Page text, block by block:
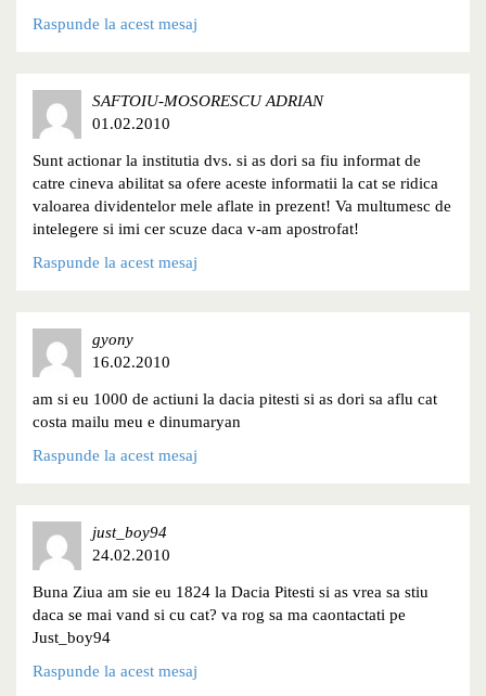
Raspunde la acest mesaj
SAFTOIU-MOSORESCU ADRIAN
01.02.2010
Sunt actionar la institutia dvs. si as dori sa fiu informat de
catre cineva abilitat sa ofere aceste informatii la cat se ridica
valoarea dividentelor mele aflate in prezent! Va multumesc de
intelegere si imi cer scuze daca v-am apostrofat!
Raspunde la acest mesaj
gyony
16.02.2010
am si eu 1000 de actiuni la dacia pitesti si as dori sa aflu cat
costa mailu meu e dinumaryan
Raspunde la acest mesaj
just_boy94
24.02.2010
Buna Ziua am sie eu 1824 la Dacia Pitesti si as vrea sa stiu
daca se mai vand si cu cat? va rog sa ma caontactati pe
Just_boy94
Raspunde la acest mesaj